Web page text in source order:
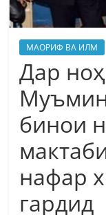
МАОРИФ ВА ИЛМ
Дар
бинои
нафар
гардид